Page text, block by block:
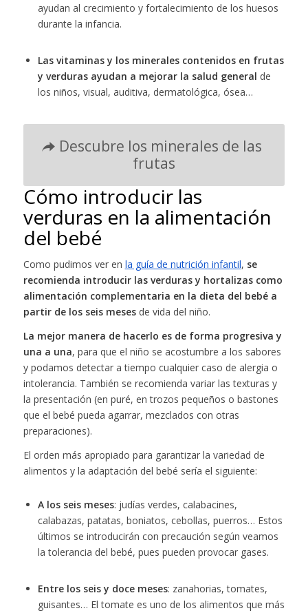
ayudan al crecimiento y fortalecimiento de los huesos
durante la infancia.
Las vitaminas y los minerales contenidos en frutas
y verduras ayudan a mejorar la salud general de
los niños, visual, auditiva, dermatológica, ósea…
Descubre los minerales de las
frutas
Cómo introducir las
verduras en la alimentación
del bebé
Como pudimos ver en la guía de nutrición infantil, se
recomienda introducir las verduras y hortalizas como
alimentación complementaria en la dieta del bebé a
partir de los seis mesesde vida del niño.
La mejor manera de hacerlo es de forma progresiva y
una a una, para que el niño se acostumbre a los sabores
y podamos detectar a tiempo cualquier caso de alergia o
intolerancia. También se recomienda variar las texturas y
la presentación (en puré, en trozos pequeños o bastones
que el bebé pueda agarrar, mezclados con otras
preparaciones).
El orden más apropiado para garantizar la variedad de
alimentos y la adaptación del bebé sería el siguiente:
A los seis meses: judías verdes, calabacines,
calabazas, patatas, boniatos, cebollas, puerros… Estos
últimos se introducirán con precaución según veamos
la tolerancia del bebé, pues pueden provocar gases.
Entre los seis y doce meses: zanahorias, tomates,
guisantes… El tomate es uno de los alimentos que más